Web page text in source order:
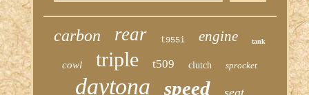
carbon rear t955i engine tank
cowl triple t509 clutch sprocket
daytona speed seat